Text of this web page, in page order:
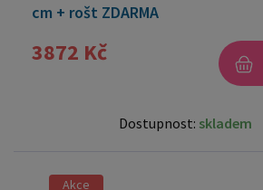
cm + rošt ZDARMA
3872 Kč
Dostupnost: skladem
Akce